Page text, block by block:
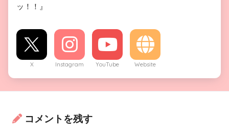
ッ！！』
X Instagram YouTube Website
コメントを残す